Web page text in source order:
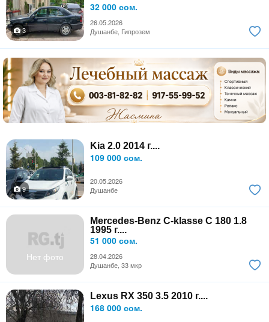
32 000 сом.
26.05.2026
3
Душанбе, Гипрозем
Kia 2.0 2014 г....
109 000 сом.
20.05.2026
9
Душанбе
Нет фото
Mercedes-Benz C-klasse C 180 1.8
1995 г....
51 000 сом.
28.04.2026
Душанбе, 33 мкр
Lexus RX 350 3.5 2010 г....
168 000 сом.